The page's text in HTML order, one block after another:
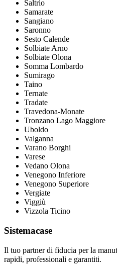
Saltrio
Samarate
Sangiano
Saronno
Sesto Calende
Solbiate Arno
Solbiate Olona
Somma Lombardo
Sumirago
Taino
Ternate
Tradate
Travedona-Monate
Tronzano Lago Maggiore
Uboldo
Valganna
Varano Borghi
Varese
Vedano Olona
Venegono Inferiore
Venegono Superiore
Vergiate
Viggiù
Vizzola Ticino
Sistemacase
Il tuo partner di fiducia per la
rapidi, professionali e garantiti.